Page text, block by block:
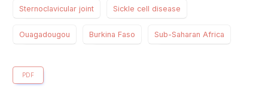
Sternoclavicular joint Sickle cell disease
Ouagadougou Burkina Faso Sub-Saharan Africa
PDF